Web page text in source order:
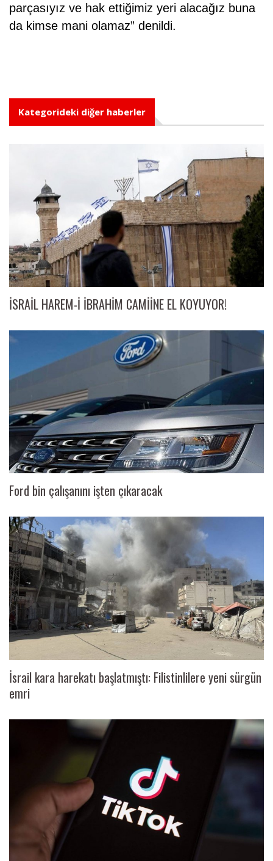
parçasıyız ve hak ettiğimiz yeri alacağız buna
da kimse mani olamaz” denildi.
Kategorideki diğer haberler
İSRAİL HAREM-İ İBRAHİM CAMİİNE EL KOYUYOR!
Ford bin çalışanını işten çıkaracak
İsrail kara harekatı başlatmıştı: Filistinlilere yeni sürgün
emri